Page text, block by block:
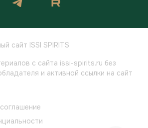
сайт ISSI SPIRITS
с сайта issi-spirits.ru без
и активной ссылки на сайт